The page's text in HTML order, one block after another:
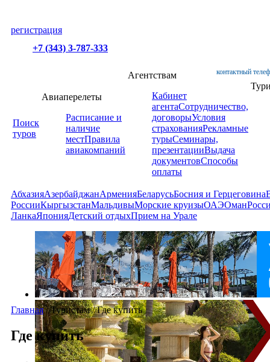
регистрация
+7 (343) 3-787-333
контактный
Поиск
туров
Авиаперелеты
Расписание и
наличие
местПравила
авиакомпаний
Агентствам
Кабинет
агентаСотрудничество,
договорыУсловия
страхованияРекламные
турыСеминары,
презентацииВыдача
документовСпособы
оплаты
АбхазияАзербайджанАрменияБеларусьБосния и Герцеговина
РоссииКыргызстанМальдивыМорские круизыОАЭОман
ЛанкаЯпонияДетский отдыхПрием на Урале
Главная /Туристам/Где купить
Где купить